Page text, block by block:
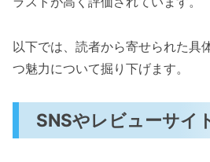
以下では、読者から寄せられた具
つ魅力について掘り下げます。
SNSやレビューサイ